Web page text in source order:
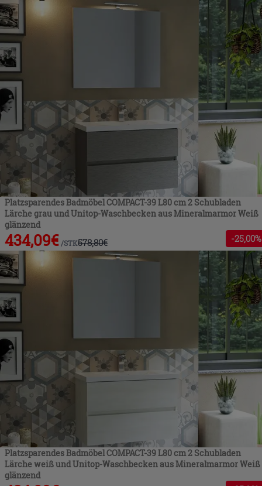
Platzsparendes Badmöbel COMPACT-39 L80 cm 2 Schubladen
Lärche grau und Unitop-Waschbecken aus Mineralmarmor Weiß
glänzend
434,09€ /STK578,80€ -25,00%
Platzsparendes Badmöbel COMPACT-39 L80 cm 2 Schubladen
Lärche weiß und Unitop-Waschbecken aus Mineralmarmor Weiß
glänzend